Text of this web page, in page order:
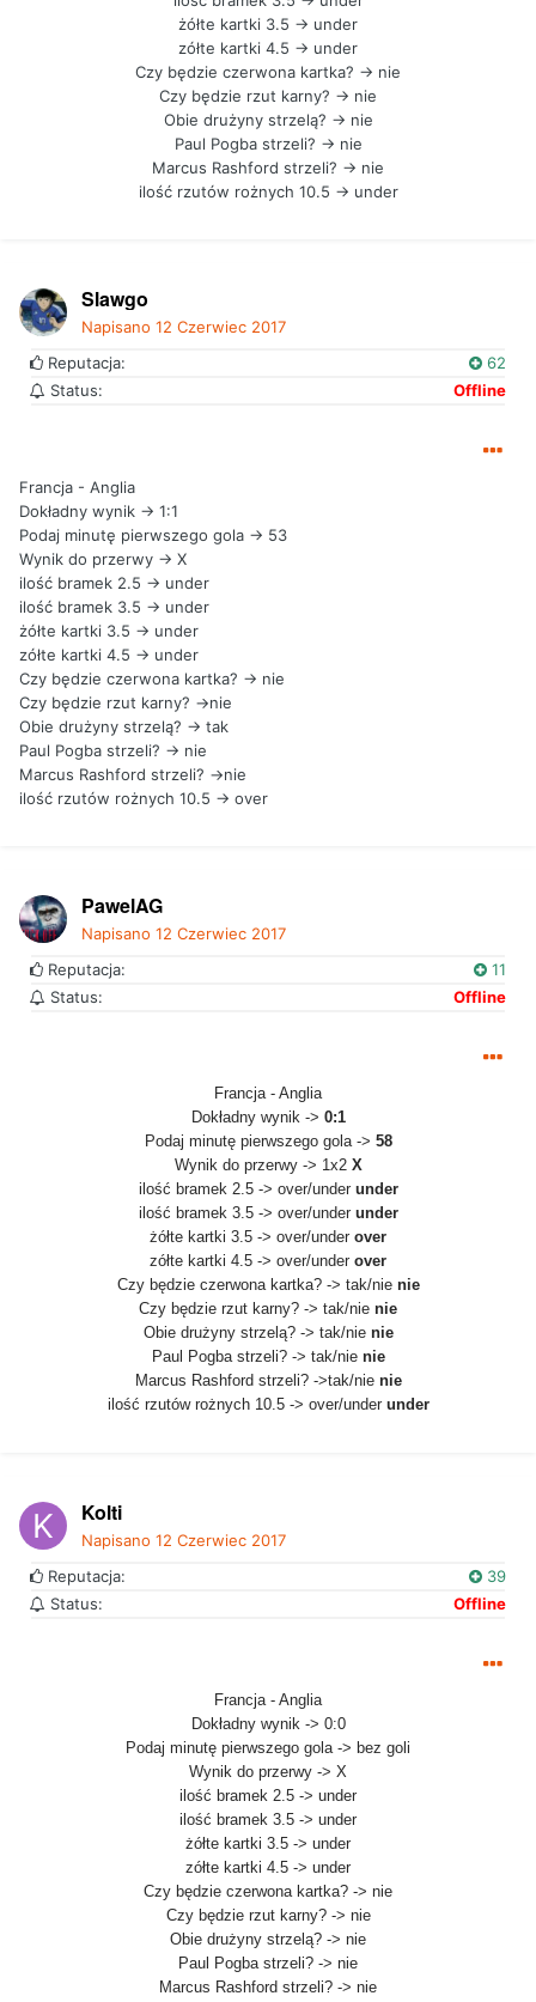
żółte kartki 3.5 -> under
zółte kartki 4.5 -> under
Czy będzie czerwona kartka? -> nie
Czy będzie rzut karny? -> nie
Obie drużyny strzelą? -> nie
Paul Pogba strzeli? -> nie
Marcus Rashford strzeli? -> nie
ilość rzutów rożnych 10.5 -> under
Slawgo
Napisano 12 Czerwiec 2017
Reputacja:
62
Status:
Offline
Francja - Anglia
Dokładny wynik -> 1:1
Podaj minutę pierwszego gola -> 53
Wynik do przerwy -> X
ilość bramek 2.5 -> under
ilość bramek 3.5 -> under
żółte kartki 3.5 -> under
zółte kartki 4.5 -> under
Czy będzie czerwona kartka? -> nie
Czy będzie rzut karny? ->nie
Obie drużyny strzelą? -> tak
Paul Pogba strzeli? -> nie
Marcus Rashford strzeli? ->nie
ilość rzutów rożnych 10.5 -> over
PawelAG
Napisano 12 Czerwiec 2017
Reputacja:
11
Status:
Offline
Francja - Anglia
Dokładny wynik -> 0:1
Podaj minutę pierwszego gola -> 58
Wynik do przerwy -> 1x2 X
ilość bramek 2.5 -> over/under under
ilość bramek 3.5 -> over/under under
żółte kartki 3.5 -> over/under over
zółte kartki 4.5 -> over/under over
Czy będzie czerwona kartka? -> tak/nie nie
Czy będzie rzut karny? -> tak/nie nie
Obie drużyny strzelą? -> tak/nie nie
Paul Pogba strzeli? -> tak/nie nie
Marcus Rashford strzeli? ->tak/nie nie
ilość rzutów rożnych 10.5 -> over/under under
Kolti
Napisano 12 Czerwiec 2017
Reputacja:
39
Status:
Offline
Francja - Anglia
Dokładny wynik -> 0:0
Podaj minutę pierwszego gola -> bez goli
Wynik do przerwy -> X
ilość bramek 2.5 -> under
ilość bramek 3.5 -> under
żółte kartki 3.5 -> under
zółte kartki 4.5 -> under
Czy będzie czerwona kartka? -> nie
Czy będzie rzut karny? -> nie
Obie drużyny strzelą? -> nie
Paul Pogba strzeli? -> nie
Marcus Rashford strzeli? -> nie